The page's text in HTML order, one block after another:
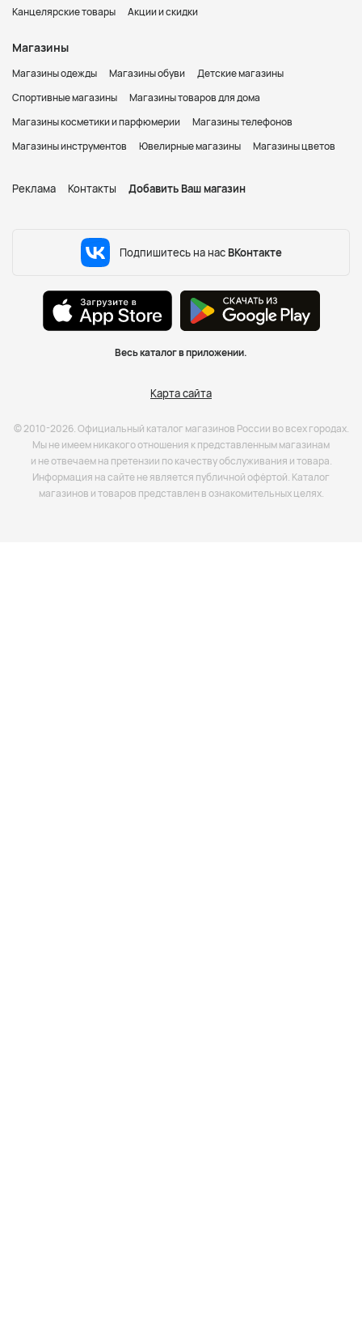
Канцелярские товары
Акции и скидки
Магазины
Магазины одежды Магазины обуви
Детские магазины
Спортивные магазины
Магазины товаров для дома
Магазины косметики и парфюмерии
Магазины телефонов
Магазины инструментов
Ювелирные магазины Магазины цветов
Реклама Контакты Добавить Ваш магазин
Подпишитесь на нас ВКонтакте
Весь каталог в приложении.
Карта сайта
© 2010-2026. Официальный каталог магазинов России во всех городах.
Мы не имеем никакого отношения к представленным магазинам
и не отвечаем на претензии по качеству обслуживания и товара.
Информация на сайте не является публичной офёртой. Каталог
магазинов и товаров представлен в ознакомительных целях.